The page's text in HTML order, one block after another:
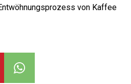
von Kaffee